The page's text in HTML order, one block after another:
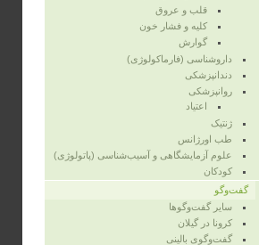
قلب و عروق
کلیه و فشار خون
گوارش
داروشناسی (فارماکولوژی)
دندانپزشکی
روانپزشکی
اعتیاد
ژنتیک
طب اورژانس
علوم آزمایشگاهی و آسیب‌شناسی (پاتولوژی)
کودکان
گفت‌وگو
سایر گفت‌وگوها
کرونا در گیلان
گفت‌وگوی بالینی